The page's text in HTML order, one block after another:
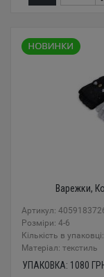
Варежки,
Артикул:
Розміри: 4-6
Кількість в
Mатеріал: текстиль
УПАКОВКА: 1080